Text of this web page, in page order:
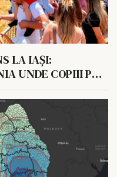
LA IAȘI:
UNDE COPIII POT